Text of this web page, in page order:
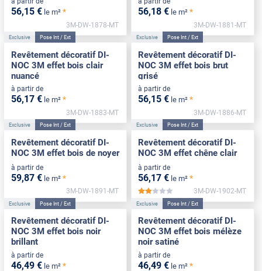
56,15 € le m² *
3M-DW-1878-MT
56,18 € le m² *
3M-DW-1881-MT
Exclusive Pose Int / Ext
Revêtement décoratif DI-
NOC 3M effet bois clair
nuancé
à partir de
56,17 € le m² *
3M-DW-1883-MT
Exclusive Pose Int / Ext
Revêtement décoratif DI-
NOC 3M effet bois brut
grisé
à partir de
56,15 € le m² *
3M-DW-1886-MT
Exclusive Pose Int / Ext
Revêtement décoratif DI-
NOC 3M effet bois de noyer
à partir de
59,87 € le m² *
3M-DW-1891-MT
Exclusive Pose Int / Ext
Revêtement décoratif DI-
NOC 3M effet chêne clair
à partir de
56,17 € le m² *
*****
3M-DW-1902-MT
Exclusive Pose Int / Ext
Revêtement décoratif DI-
NOC 3M effet bois noir
brillant
à partir de
46,49 € le m² *
Exclusive Pose Int / Ext
Revêtement décoratif DI-
NOC 3M effet bois mélèze
noir satiné
à partir de
46,49 € le m² *